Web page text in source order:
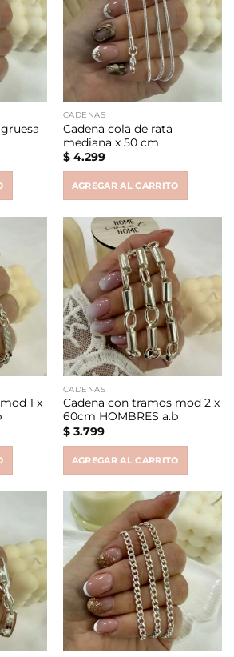
CADENAS
Cadena cola de rata
mediana x 50 cm
$4.299
AGREGAR AL CARRITO
1 x
CADENAS
Cadena con tramos mod 2 x
60cm HOMBRES a.b
$3.799
AGREGAR AL CARRITO